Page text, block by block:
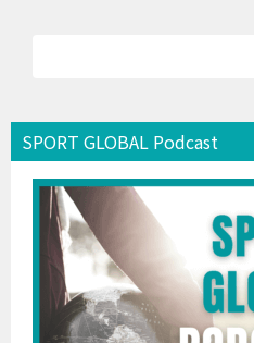
シ
SPORT GLOBAL Podcast